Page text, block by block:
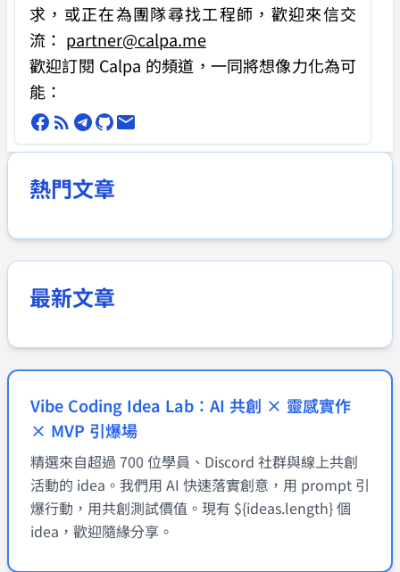
求 ，或正在為團隊尋找工程師，歡迎來信交
流： partner@calpa.me
歡迎訂閱 Calpa 的頻道，一同將想像力化為可
能：
熱門文章
最新文章
Vibe Coding Idea Lab：AI 共創 × 靈感實作
× MVP 引爆場
精選來自超過 700 位學員、Discord 社群與線上共創
活動的 idea。我們用 AI 快速落實創意，用 prompt 引
爆行動，用共創測試價值。現有 ${ideas.length} 個
idea，歡迎隨緣分享。